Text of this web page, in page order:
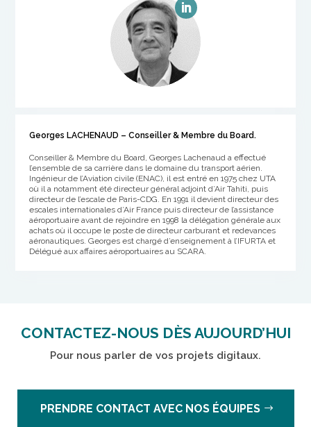
Georges LACHENAUD – Conseiller & Membre du Board.
Conseiller & Membre du Board, Georges Lachenaud a effectué
l’ensemble de sa carrière dans le domaine du transport aérien.
Ingénieur de l’Aviation civile (ENAC), il est entré en 1975 chez UTA
où il a notamment été directeur général adjoint d’Air Tahiti, puis
directeur de l’escale de Paris-CDG. En 1991 il devient directeur des
escales internationales d’Air France puis directeur de l’assistance
aéroportuaire avant de rejoindre en 1998 la délégation générale aux
achats où il occupe le poste de directeur carburant et redevances
aéronautiques. Georges est chargé d’enseignement à l’IFURTA et
Délégué aux affaires aéroportuaires au SCARA.
CONTACTEZ-NOUS DÈS AUJOURD’HUI
Pour nous parler de vos projets digitaux.
PRENDRE CONTACT AVEC NOS ÉQUIPES